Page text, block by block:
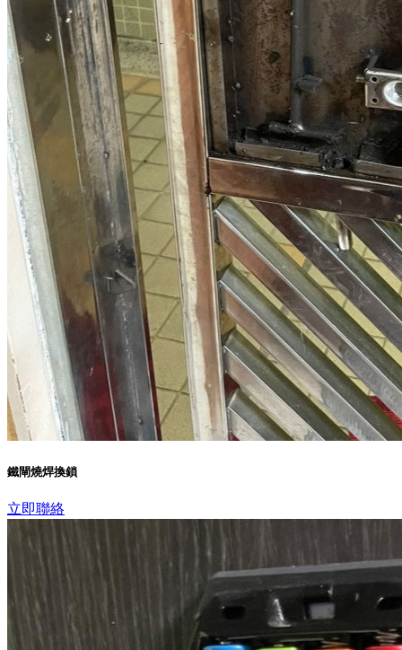
鐵閘燒焊換鎖
立即聯絡